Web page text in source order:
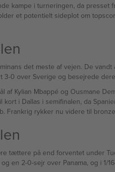
kampe i turneringen, da
et potentielt sideplot om
det meste af vejen. De
0 over Sverige og besejrede
af Kylian Mbappé og Ousmane
i Dallas i semifinalen, da
Frankrig rykker nu videre til
tættere på end forventet under
en 2-0-sejr over Panama, og i 1/